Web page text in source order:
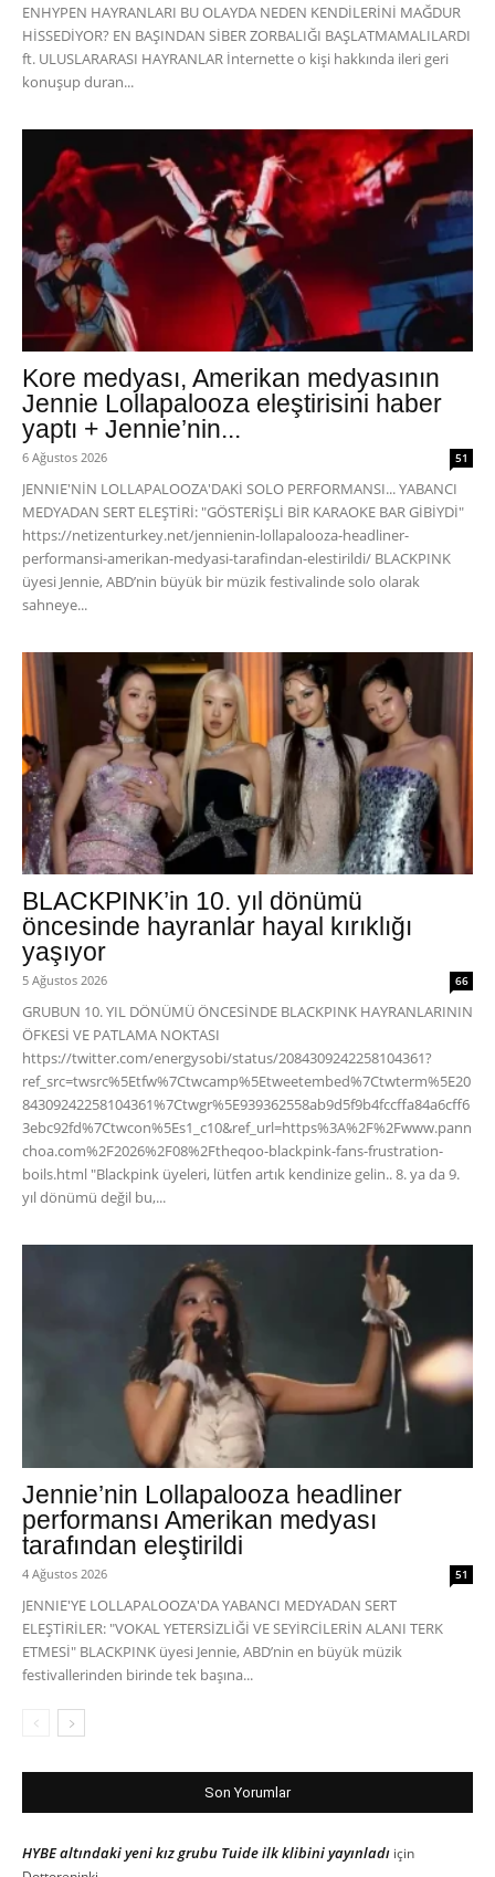
ENHYPEN HAYRANLARI BU OLAYDA NEDEN KENDİLERİNİ MAĞDUR
HİSSEDİYOR? EN BAŞINDAN SİBER ZORBALIĞI BAŞLATMAMALILARDI
ft. ULUSLARARASI HAYRANLAR İnternette o kişi hakkında ileri geri
konuşup duran...
Kore medyası, Amerikan medyasının
Jennie Lollapalooza eleştirisini haber
yaptı + Jennie’nin...
6 Ağustos 2026 51
JENNIE'NİN LOLLAPALOOZA'DAKİ SOLO PERFORMANSI... YABANCI
MEDYADAN SERT ELEŞTİRİ: "GÖSTERİŞLİ BİR KARAOKE BAR GİBİYDİ"
https://netizenturkey.net/jennienin-lollapalooza-headliner-
performansi-amerikan-medyasi-tarafindan-elestirildi/ BLACKPINK
üyesi Jennie, ABD’nin büyük bir müzik festivalinde solo olarak
sahneye...
BLACKPINK’in 10. yıl dönümü
öncesinde hayranlar hayal kırıklığı
yaşıyor
5 Ağustos 2026 66
GRUBUN 10. YIL DÖNÜMÜ ÖNCESİNDE BLACKPINK HAYRANLARININ
ÖFKESİ VE PATLAMA NOKTASI
https://twitter.com/energysobi/status/2084309242258104361?
ref_src=twsrc%5Etfw%7Ctwcamp%5Etweetembed%7Ctwterm%5E20
84309242258104361%7Ctwgr%5E939362558ab9d5f9b4fccffa84a6cff6
3ebc92fd%7Ctwcon%5Es1_c10&ref_url=https%3A%2F%2Fwww.pann
choa.com%2F2026%2F08%2Ftheqoo-blackpink-fans-frustration-
boils.html "Blackpink üyeleri, lütfen artık kendinize gelin.. 8. ya da 9.
yıl dönümü değil bu,...
Jennie’nin Lollapalooza headliner
performansı Amerikan medyası
tarafından eleştirildi
4 Ağustos 2026 51
JENNIE'YE LOLLAPALOOZA'DA YABANCI MEDYADAN SERT
ELEŞTİRİLER: "VOKAL YETERSİZLİĞİ VE SEYİRCİLERİN ALANI TERK
ETMESİ" BLACKPINK üyesi Jennie, ABD’nin en büyük müzik
festivallerinden birinde tek başına...
Son Yorumlar
HYBE altındaki yeni kız grubu Tuide ilk klibini yayınladı için